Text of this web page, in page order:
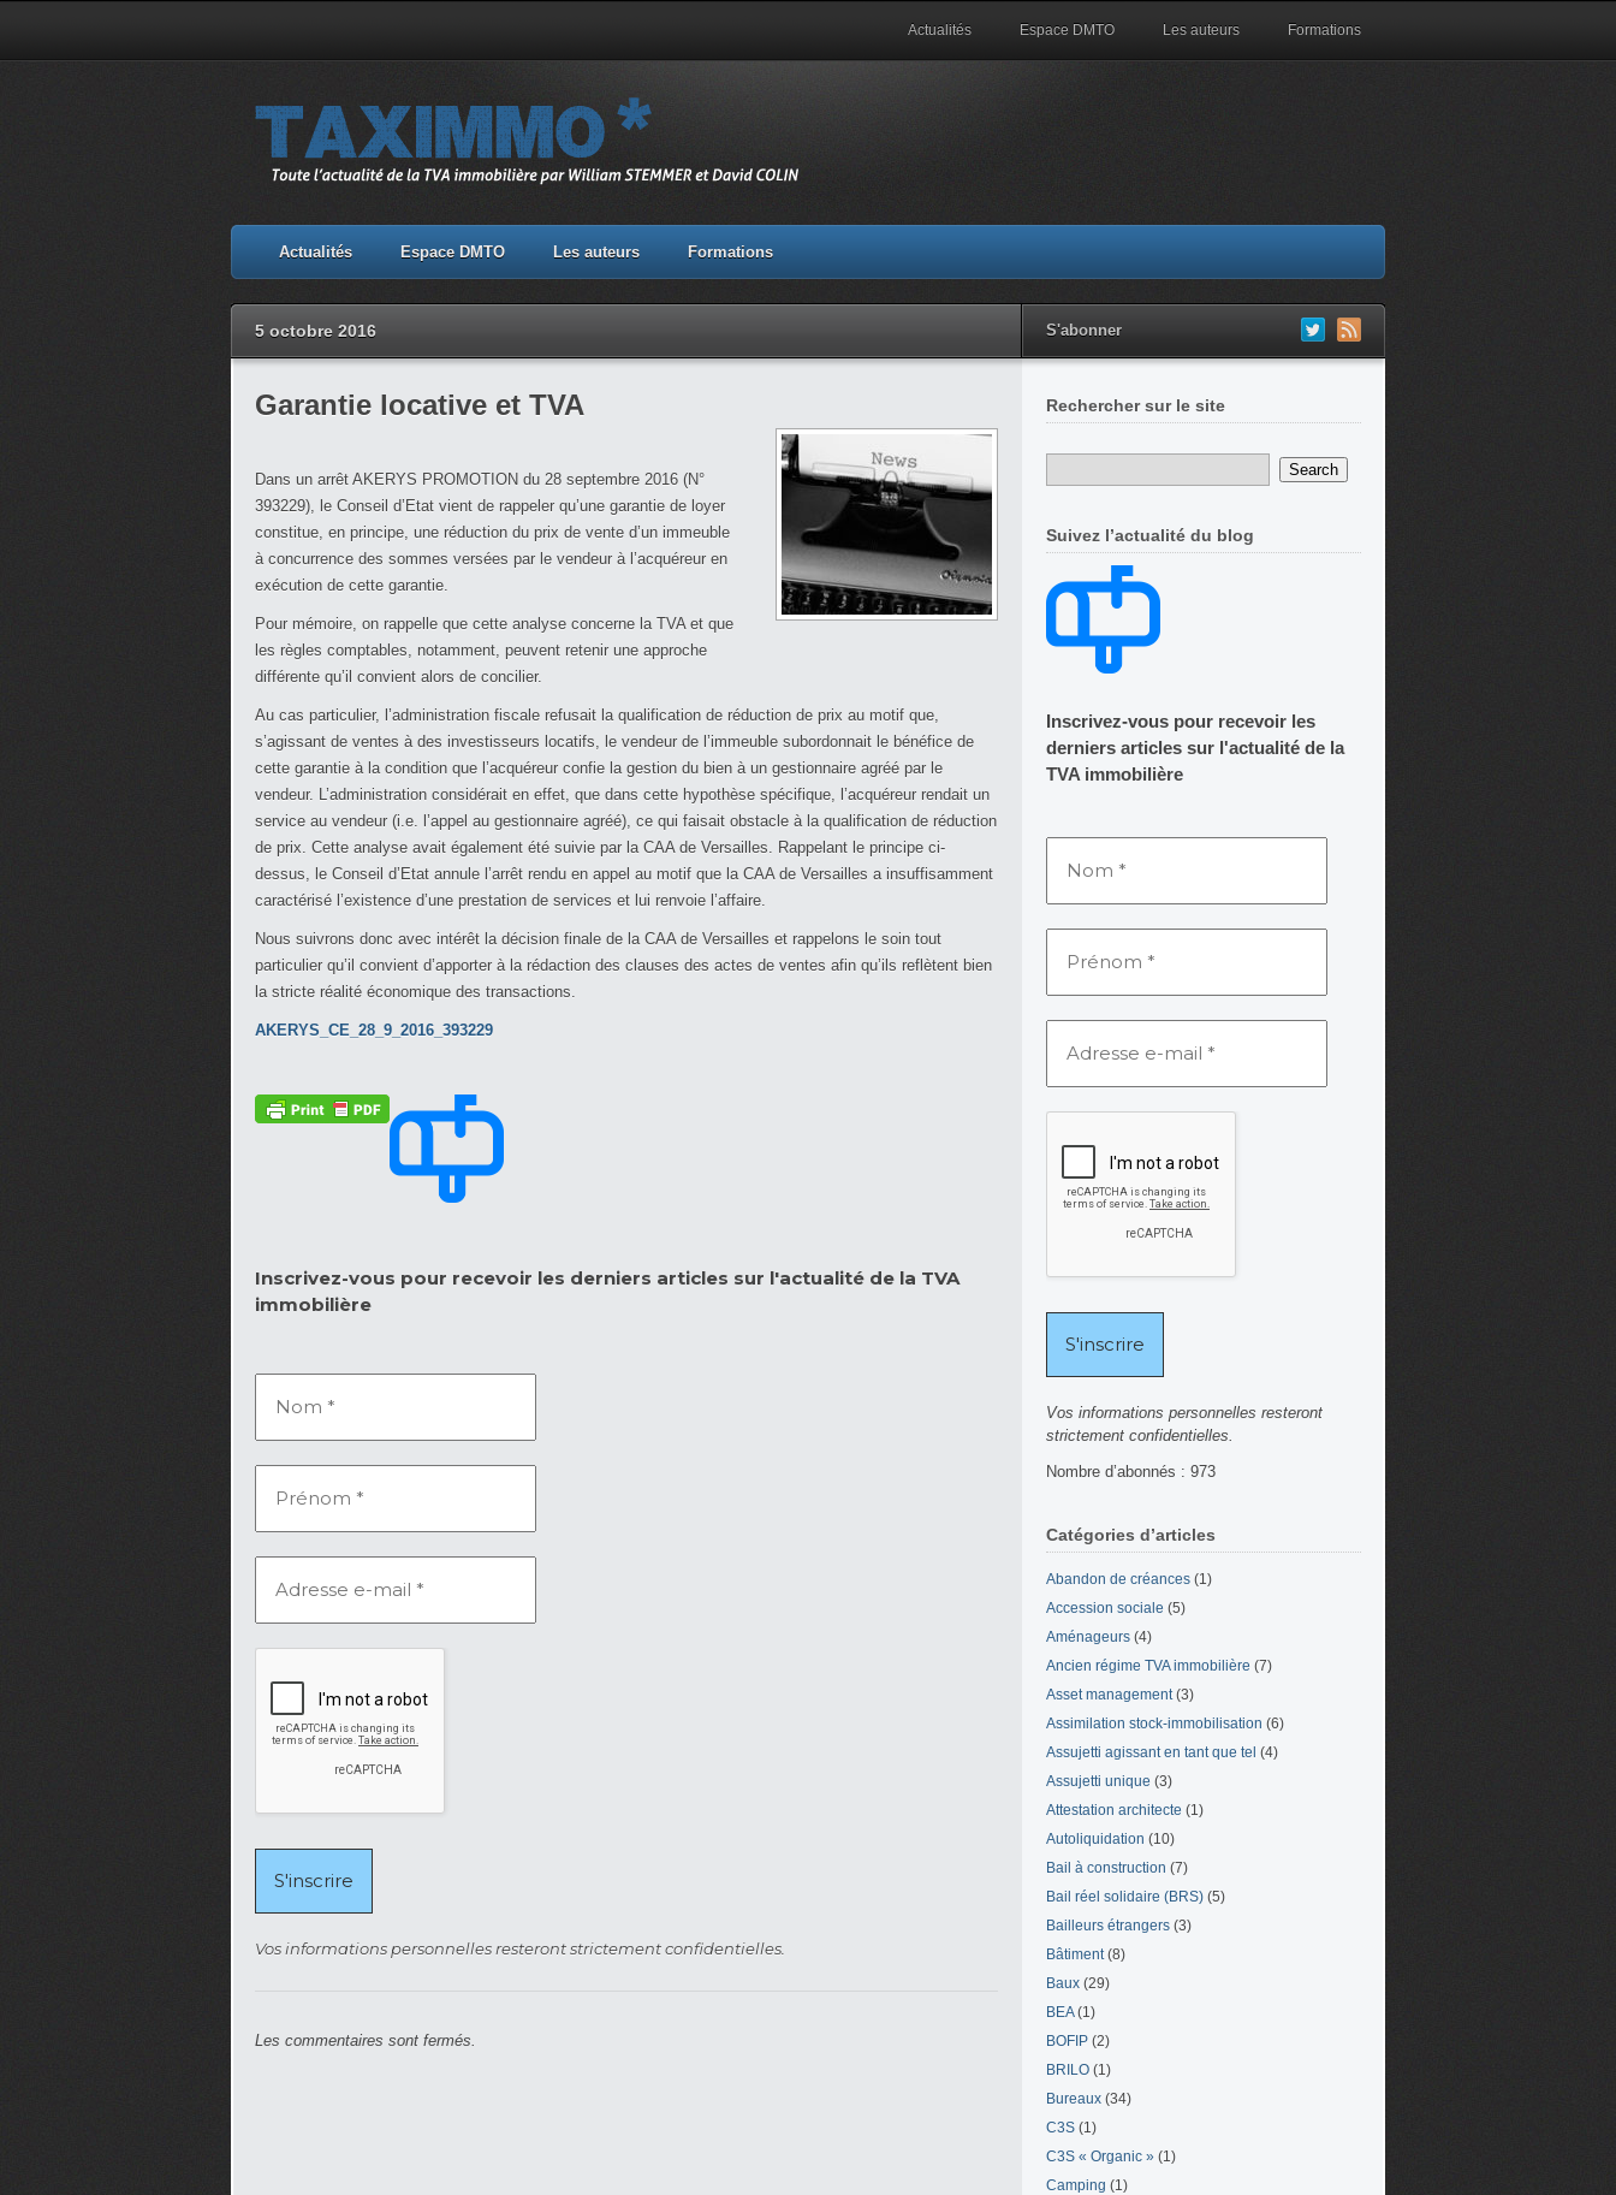
Actualités Espace DMTO Les auteurs Formations
Actualités Espace DMTO Les auteurs Formations
5 octobre 2016 S'abonner
Garantie locative et TVA
Dans un arrêt AKERYS PROMOTION du 28 septembre 2016 (N°
393229), le Conseil d’Etat vient de rappeler qu’une garantie de loyer
constitue, en principe, une réduction du prix de vente d’un immeuble
à concurrence des sommes versées par le vendeur à l’acquéreur en
exécution de cette garantie.
Pour mémoire, on rappelle que cette analyse concerne la TVA et que
les règles comptables, notamment, peuvent retenir une approche
différente qu’il convient alors de concilier.
Au cas particulier, l’administration fiscale refusait la qualification de réduction de prix au motif que,
s’agissant de ventes à des investisseurs locatifs, le vendeur de l’immeuble subordonnait le bénéfice de
cette garantie à la condition que l’acquéreur confie la gestion du bien à un gestionnaire agréé par le
vendeur. L’administration considérait en effet, que dans cette hypothèse spécifique, l’acquéreur rendait un
service au vendeur (i.e. l’appel au gestionnaire agréé), ce qui faisait obstacle à la qualification de réduction
de prix. Cette analyse avait également été suivie par la CAA de Versailles. Rappelant le principe ci-
dessus, le Conseil d’Etat annule l’arrêt rendu en appel au motif que la CAA de Versailles a insuffisamment
caractérisé l’existence d’une prestation de services et lui renvoie l’affaire.
Nous suivrons donc avec intérêt la décision finale de la CAA de Versailles et rappelons le soin tout
particulier qu’il convient d’apporter à la rédaction des clauses des actes de ventes afin qu’ils reflètent bien
la stricte réalité économique des transactions.
AKERYS_CE_28_9_2016_393229
Inscrivez-vous pour recevoir les derniers articles sur l'actualité de la TVA
immobilière
Vos informations personnelles resteront strictement confidentielles.
Les commentaires sont fermés.
Rechercher sur le site
Suivez l’actualité du blog
Inscrivez-vous pour recevoir les
derniers articles sur l'actualité de la
TVA immobilière
Vos informations personnelles resteront
strictement confidentielles.
Nombre d’abonnés : 973
Catégories d’articles
Abandon de créances (1)
Accession sociale (5)
Aménageurs (4)
Ancien régime TVA immobilière (7)
Asset management(3)
Assimilation stock-immobilisation (6)
Assujetti agissant en tant que tel (4)
Assujetti unique (3)
Attestation architecte (1)
Autoliquidation (10)
Bail à construction (7)
Bail réel solidaire (BRS) (5)
Bailleurs étrangers (3)
Bâtiment(8)
Baux (29)
BEA(1)
BOFIP (2)
BRILO (1)
Bureaux (34)
C3S (1)
C3S « Organic » (1)
Camping (1)